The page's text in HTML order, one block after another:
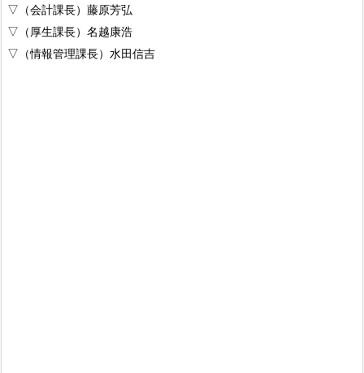
▽（会計課長）藤原芳弘
▽（厚生課長）名越康浩
▽（情報管理課長）水田信吉